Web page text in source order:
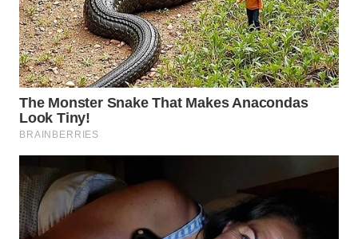
WN
TANJUNG
LESUNG
WN
KARO
SIMALUNGUN
WN
LABUHANBATU